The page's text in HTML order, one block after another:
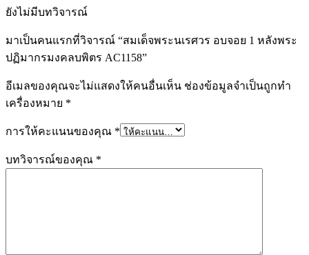
ยังไม่มีบทวิจารณ์
มาเป็นคนแรกที่วิจารณ์ “สมเด็จพระนเรศวร อบจอย 1 หลังพระ
ปฏิมากรมงคลบพิตร AC1158”
อีเมลของคุณจะไม่แสดงให้คนอื่นเห็น ช่องข้อมูลจำเป็นถูกทำ
เครื่องหมาย *
การให้คะแนนของคุณ *
บทวิจารณ์ของคุณ *